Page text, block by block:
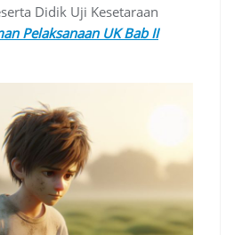
Didik Uji Kesetaraan
Pelaksanaan UK Bab II